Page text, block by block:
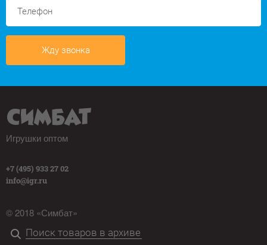
Жду звонка
Игрушки оптом
+7 (495) 933 27 02
info@igr.ru
© 2018 «Симбат»